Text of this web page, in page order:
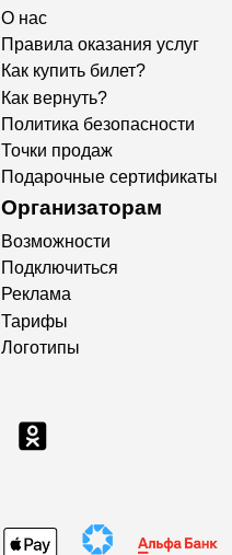
О нас
Правила оказания услуг
Как купить билет?
Как вернуть?
Политика безопасности
Точки продаж
Подарочные сертификаты
Организаторам
Возможности
Подключиться
Реклама
Тарифы
Логотипы